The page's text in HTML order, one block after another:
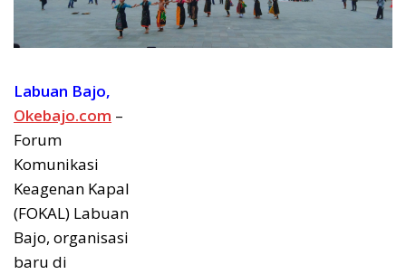
Labuan Bajo,
Okebajo.com –
Forum
Komunikasi
Keagenan Kapal
(FOKAL) Labuan
Bajo, organisasi
baru di